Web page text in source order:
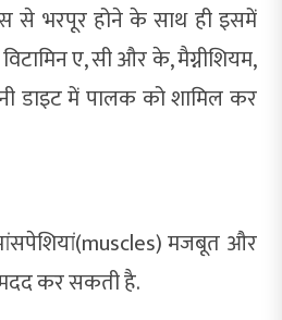
से भरपूर होने के साथ ही इसमें
ए, सी और के, मैग्नीशियम,
में पालक को शामिल कर
मजबूत और
कर सकती है.